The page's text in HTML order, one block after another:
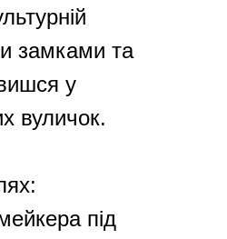
замками та
у
вуличок.
під